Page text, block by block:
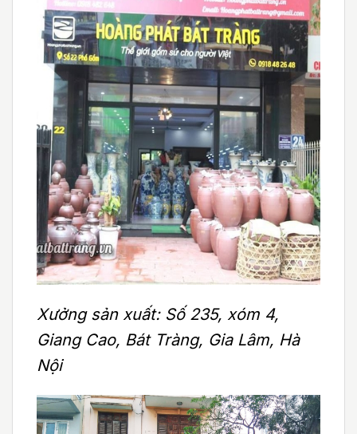
Xưởng sản xuất: Số 235, xóm 4,
Giang Cao, Bát Tràng, Gia Lâm, Hà
Nội